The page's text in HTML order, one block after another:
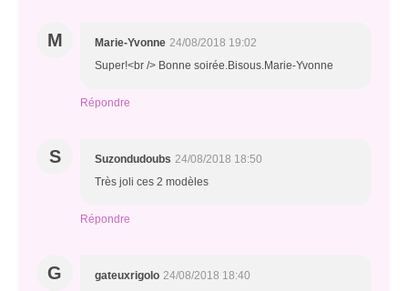
M Marie-Yvonne 24/08/2018 19:02
Super!<br /> Bonne soirée.Bisous.Marie-Yvonne
Répondre
S Suzondudoubs 24/08/2018 18:50
Très joli ces 2 modèles
Répondre
G gateuxrigolo 24/08/2018 18:40